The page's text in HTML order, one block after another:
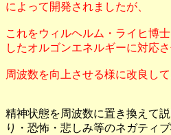
によって開発されましたが、
これをウィルヘルム・ライヒ博
したオルゴンエネルギーに対応さ
周波数を向上させる様に改良して
精神状態を周波数に置き換えて
り・恐怖・悲しみ等のネガティ